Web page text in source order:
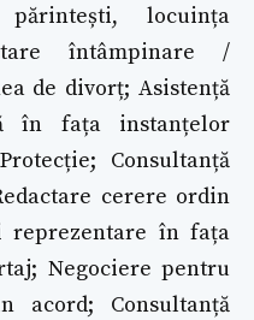
locuința
întâmpinare /
de divorț; Asistență
în fața instanțelor
Consultanță
cerere ordin
reprezentare în fața
Negociere pentru
acord; Consultanță